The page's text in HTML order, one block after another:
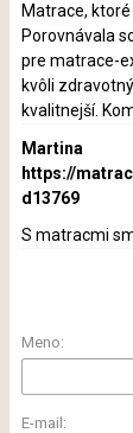
Matrace,
Porovnávala
pre matrace-
kvôli
kvalitnejší.
Martina
https://
d13769
S matracmi
Meno:
E-mail: